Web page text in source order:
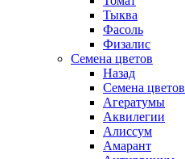
Тыква
Фасоль
Физалис
Семена цветов
Назад
Семена цветов
Агератумы
Аквилегии
Алиссум
Амарант